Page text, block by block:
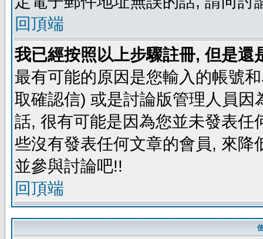
回頂端
我已經按照以上步驟註冊, 但是還
最有可能的原因是您輸入的帳號
取確認信) 或是討論版管理人員
話, 很有可能是因為您並未發表
些沒有發表任何文章的會員, 來
並參與討論吧!!
回頂端